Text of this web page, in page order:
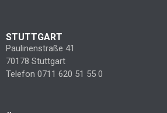
STUTTGART
Paulinenstraße 41
70178 Stuttgart
Telefon 0711 620 51 55 0